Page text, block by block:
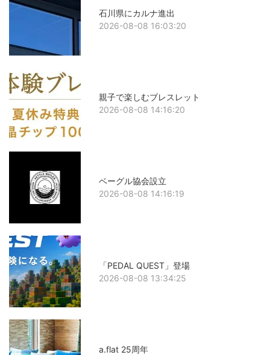
石川県にカルナ進出
2026-08-08 16:03:20
親子で楽しむブレスレット
2026-08-08 14:16:20
ベーグル協会設立
2026-08-08 14:16:19
「PEDAL QUEST」登場
2026-08-08 13:34:25
a.flat 25周年